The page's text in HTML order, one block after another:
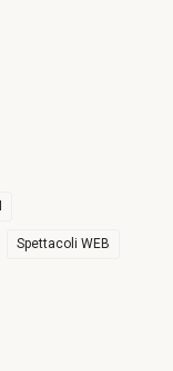
Spettacoli WEB